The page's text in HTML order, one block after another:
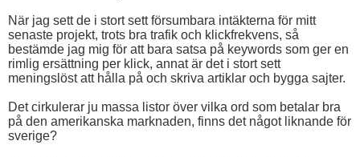
När jag sett de i stort sett försumbara intäkterna för mitt
senaste projekt, trots bra trafik och klickfrekvens, så
bestämde jag mig för att bara satsa på keywords som ger en
rimlig ersättning per klick, annat är det i stort sett
meningslöst att hålla på och skriva artiklar och bygga sajter.
Det cirkulerar ju massa listor över vilka ord som betalar bra
på den amerikanska marknaden, finns det något liknande för
sverige?